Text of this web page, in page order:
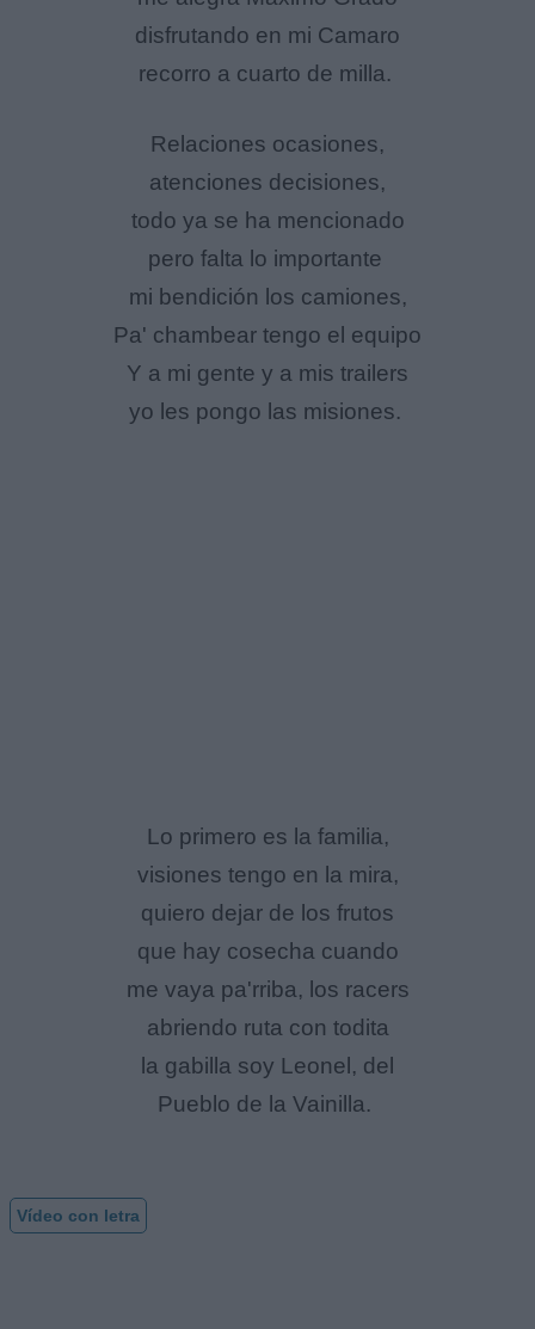
disfrutando en mi Camaro
recorro a cuarto de milla.
Relaciones ocasiones,
atenciones decisiones,
todo ya se ha mencionado
pero falta lo importante
mi bendición los camiones,
Pa' chambear tengo el equipo
Y a mi gente y a mis trailers
yo les pongo las misiones.
Lo primero es la familia,
visiones tengo en la mira,
quiero dejar de los frutos
que hay cosecha cuando
me vaya pa'rriba, los racers
abriendo ruta con todita
la gabilla soy Leonel, del
Pueblo de la Vainilla.
Vídeo con letra